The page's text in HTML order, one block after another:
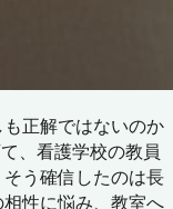
も正解ではないのか
、看護学校の教員
う確信したのは長
性に悩み、教室へ